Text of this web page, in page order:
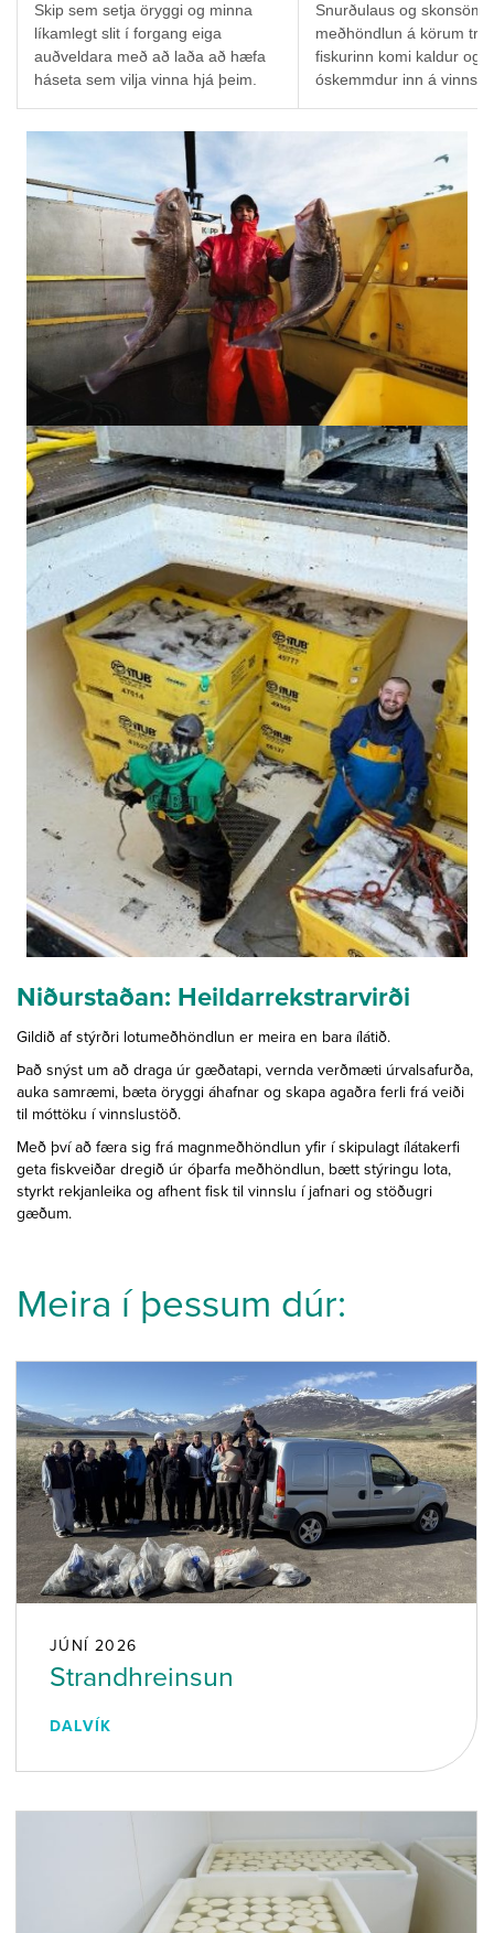
Skip sem setja öryggi og minna
líkamlegt slit í forgang eiga
auðveldara með að laða að hæfa
háseta sem vilja vinna hjá þeim.
Snurðulaus og skonsöm
meðhöndlun á körum
fiskurinn komi kaldur og
óskemmdur inn á
Niðurstaðan: Heildarrekstrarvirði
Gildið af stýrðri lotumeðhöndlun er meira en bara ílátið.
Það snýst um að draga úr gæðatapi, vernda verðmæti úrvalsafurða,
auka samræmi, bæta öryggi áhafnar og skapa agaðra ferli frá veiði
til móttöku í vinnslustöð.
Með því að færa sig frá magnmeðhöndlun yfir í skipulagt ílátakerfi
geta fiskveiðar dregið úr óþarfa meðhöndlun, bætt stýringu lota,
styrkt rekjanleika og afhent fisk til vinnslu í jafnari og stöðugri
gæðum.
Meira í þessum dúr:
JÚNÍ 2026
Strandhreinsun
DALVÍK